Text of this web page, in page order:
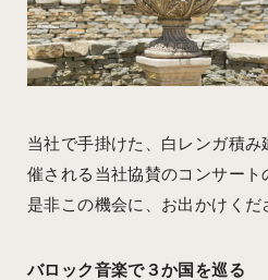
白レンガの家
施工事例
当社で手掛けた、白レンガ積
催される当社協賛のコンサート
是非この機会に、お出かけくだ
バロック音楽で３か国を巡る